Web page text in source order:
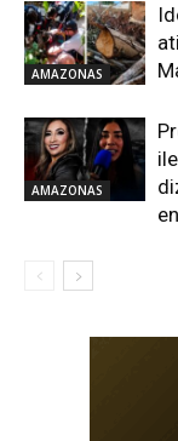
AMAZONAS
AMAZONAS